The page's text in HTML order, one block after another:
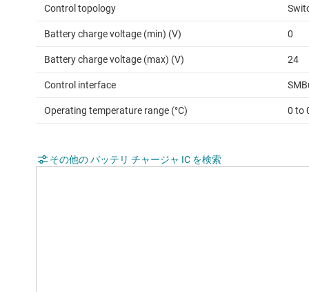
Control topology
Battery charge voltage (min) (V) 0
Battery charge voltage (max) (V) 24
Control interface
Operating temperature range (°C) 0 to
その他の バッテリ チャージャ IC を検索